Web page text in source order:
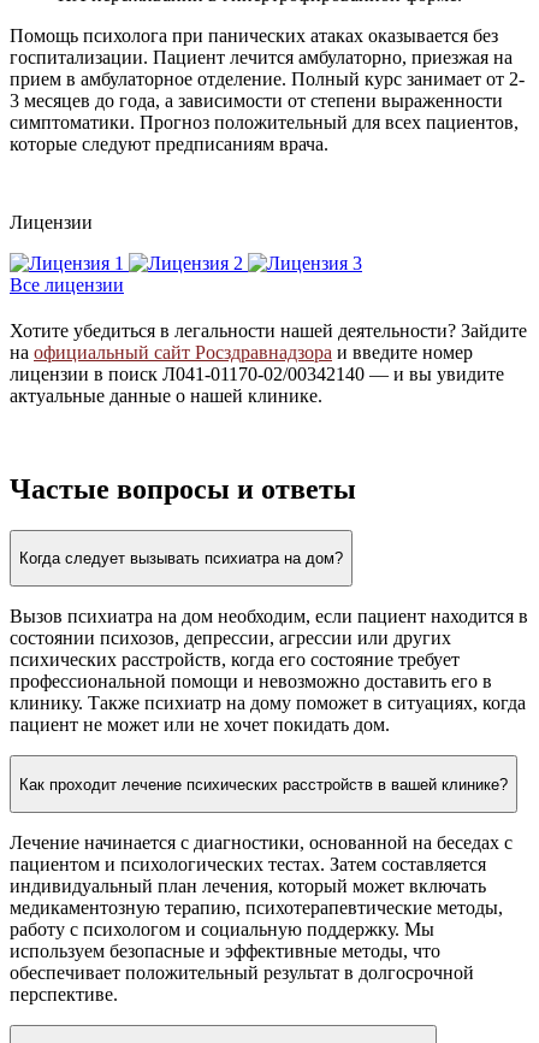
Помощь психолога при панических атаках оказывается без
госпитализации. Пациент лечится амбулаторно, приезжая на
прием в амбулаторное отделение. Полный курс занимает от 2-
3 месяцев до года, а зависимости от степени выраженности
симптоматики. Прогноз положительный для всех пациентов,
которые следуют предписаниям врача.
Лицензии
Все лицензии
Хотите убедиться в легальности нашей деятельности? Зайдите
на официальный сайт Росздравнадзора и введите номер
лицензии в поиск Л041-01170-02/00342140 — и вы увидите
актуальные данные о нашей клинике.
Частые вопросы и ответы
Когда следует вызывать психиатра на дом?
Вызов психиатра на дом необходим, если пациент находится в
состоянии психозов, депрессии, агрессии или других
психических расстройств, когда его состояние требует
профессиональной помощи и невозможно доставить его в
клинику. Также психиатр на дому поможет в ситуациях, когда
пациент не может или не хочет покидать дом.
Как проходит лечение психических расстройств в вашей клинике?
Лечение начинается с диагностики, основанной на беседах с
пациентом и психологических тестах. Затем составляется
индивидуальный план лечения, который может включать
медикаментозную терапию, психотерапевтические методы,
работу с психологом и социальную поддержку. Мы
используем безопасные и эффективные методы, что
обеспечивает положительный результат в долгосрочной
перспективе.